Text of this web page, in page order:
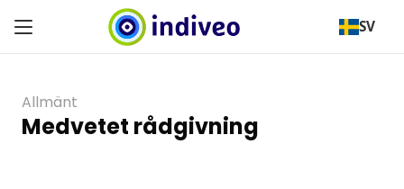
SV
Allmänt
Medvetet rådgivning